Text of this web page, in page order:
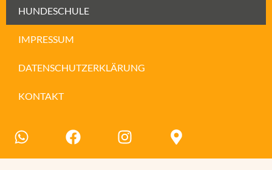
HUNDESCHULE
IMPRESSUM
DATENSCHUTZERKLÄRUNG
KONTAKT